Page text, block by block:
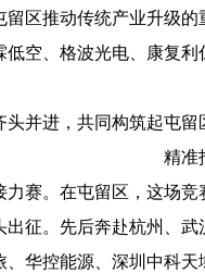
推动传统产业升级的
空、格波光电、康复
并进，共同构筑起屯留
精准
。在屯留区，这场竞
。先后奔赴杭州、武
、华控能源、深圳中科